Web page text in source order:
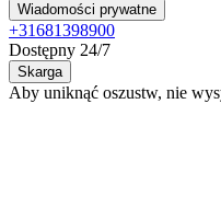
Wiadomości prywatne
+31681398900
Dostępny 24/7
Skarga
Aby uniknąć oszustw, nie